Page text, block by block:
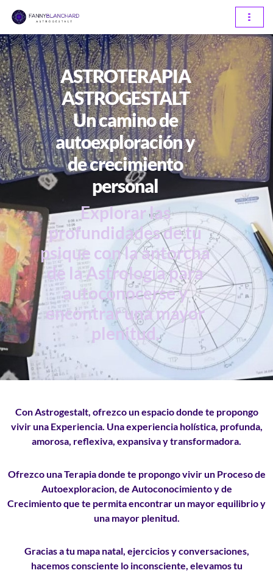
Saltar
al
contenido
ASTROTERAPIA
ASTROGESTALT
Un camino de
autoexploración y
de crecimiento
personal
Explorar las
profundidades de tu
psique con la antorcha
de la Astrología para
autoconocerse y
encontrar una mayor
plenitud.
Con Astrogestalt, ofrezco un espacio donde te propongo
vivir una Experiencia. Una experiencia holística, profunda,
amorosa, reflexiva, expansiva y transformadora.
Ofrezco una Terapia donde te propongo vivir un Proceso de
Autoexploracion, de Autoconocimiento y de
Crecimientoque te permita encontrar un mayor equilibrio y
una mayor plenitud.
Gracias a tu mapa natal, ejercicios y conversaciones,
hacemos consciente lo inconsciente, elevamos tu